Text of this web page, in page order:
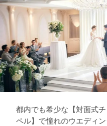
都内でも希少な【対面式チ
ペル】で憧れのウエディ